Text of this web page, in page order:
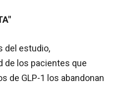
del estudio,
de los pacientes que
de GLP-1 los abandonan